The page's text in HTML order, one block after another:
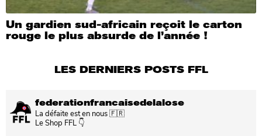
Un gardien sud-africain reçoit le carton
rouge le plus absurde de l’année !
LES DERNIERS POSTS FFL
federationfrancaisedelalose
La défaite est en nous 🇫🇷
Le Shop FFL 👇